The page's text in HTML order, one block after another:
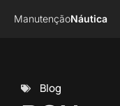
ManutençãoNáutica
Blog